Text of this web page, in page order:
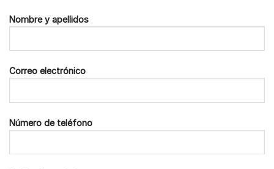
Nombre y apellidos
Correo electrónico
Número de teléfono